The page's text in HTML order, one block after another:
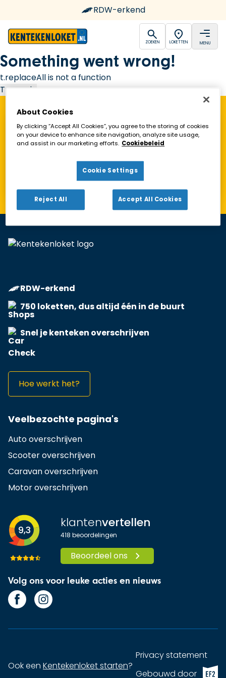
RDW-erkend
open
ZOEKEN LOKETTEN MENU
Something went wrong!
t.replaceAll is not a function
Try again
Vind een Kentekenloket in de buurt!
Toon alleen geopende loketten
RDW-erkend
750 loketten, dus altijd één in de buurt
Snel je kenteken overschrijven
Hoe werkt het?
Veelbezochte pagina's
Auto overschrijven
Scooter overschrijven
Caravan overschrijven
Motor overschrijven
9,3 klantenvertellen
418 beoordelingen
Beoordeel ons
Volg ons voor leuke acties en nieuws
Ook een Kentekenloket starten?
Privacy statement
Gebouwd doorEF2
About Cookies
By clicking “Accept All Cookies”, you agree to the storing of cookies
on your device to enhance site navigation, analyze site usage,
and assist in our marketing efforts. Cookiebeleid
Cookie Settings
Reject All Accept All Cookies